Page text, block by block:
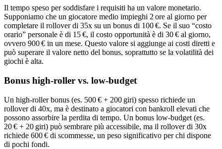
Il tempo speso per soddisfare i requisiti ha un valore monetario.
Supponiamo che un giocatore medio impieghi 2 ore al giorno per
completare il rollover di 35x su un bonus di 100 €. Se il suo “costo
orario” personale è di 15 €, il costo opportunità è di 30 € al giorno,
ovvero 900 € in un mese. Questo valore si aggiunge ai costi diretti e
può superare il valore netto del bonus, soprattutto se la volatilità dei
giochi è alta.
Bonus high‑roller vs. low‑budget
Un high‑roller bonus (es. 500 € + 200 giri) spesso richiede un
rollover di 40x, ma è destinato a giocatori con bankroll elevati che
possono assorbire la perdita di tempo. Un bonus low‑budget (es.
20 € + 20 giri) può sembrare più accessibile, ma il rollover di 30x
richiede 600 € di scommesse, un peso significativo per chi dispone
di pochi fondi.